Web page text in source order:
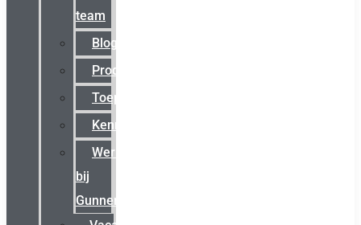
team
Blog
Productnieuws
Toepassingen
Kenniscentrum
Werken
bij
Gunneman